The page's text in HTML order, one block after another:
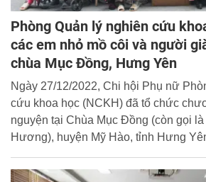
Phòng Quản lý nghiên cứu
các em nhỏ mồ côi và người
chùa Mục Đồng, Hưng Yên
Ngày 27/12/2022, Chi hội Phụ nữ
cứu khoa học (NCKH) đã tổ chức
nguyện tại Chùa Mục Đồng (còn gọi
Hương), huyện Mỹ Hào, tỉnh Hưng